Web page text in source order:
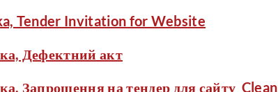
Tender Invitation for Website
Дефектний акт
Запрошення на тендер для сайту_Clean